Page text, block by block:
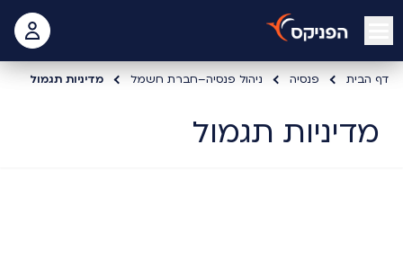
open mobile menu
דף הבית פנסיה ניהול פנסיה–חברת חשמל מדיניות תגמול
מדיניות תגמול